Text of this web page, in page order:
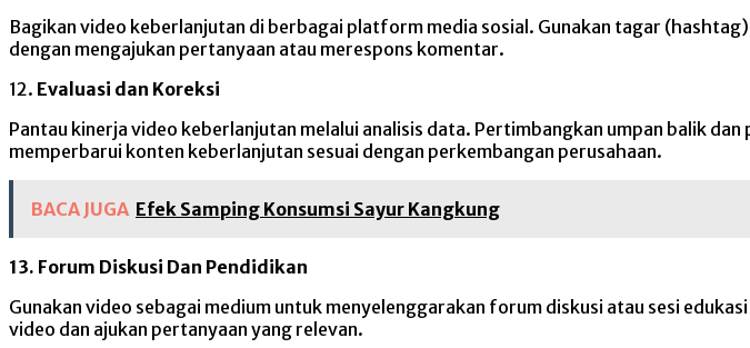
Bagikan video keberlanjutan di berbagai platform media sosial. Gunakan tagar
dengan mengajukan pertanyaan atau merespons komentar.
12. Evaluasi dan Koreksi
Pantau kinerja video keberlanjutan melalui analisis data. Pertimbangkan umpan balik
memperbarui konten keberlanjutan sesuai dengan perkembangan perusahaan.
BACA JUGA Efek Samping Konsumsi Sayur Kangkung
13. Forum Diskusi Dan Pendidikan
Gunakan video sebagai medium untuk menyelenggarakan forum diskusi atau sesi
video dan ajukan pertanyaan yang relevan.